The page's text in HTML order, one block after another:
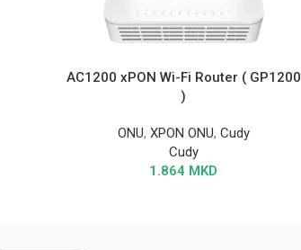
AC1200 xPON Wi-Fi Router ( GP1200
)
ONU, XPON ONU, Cudy
Cudy
1.864 MKD